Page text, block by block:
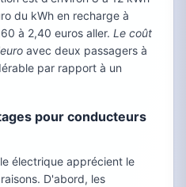
du kWh en recharge à
à 2,40 euros aller. Le coût
avec deux passagers à
par rapport à un
pour conducteurs
électrique apprécient le
D'abord, les